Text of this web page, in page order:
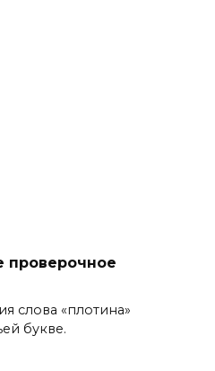
проверочное
слова «плотина»
букве.